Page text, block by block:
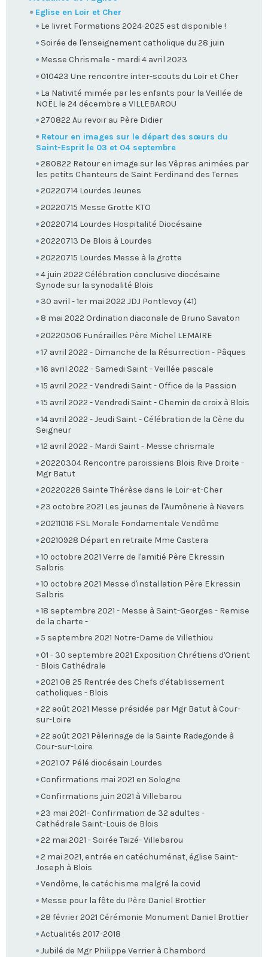
Eglise en Loir et Cher
Le livret Formations 2024-2025 est disponible !
Soirée de l'enseignement catholique du 28 juin
Messe Chrismale - mardi 4 avril 2023
010423 Une rencontre inter-scouts du Loir et Cher
La Nativité mimée par les enfants pour la Veillée de
NOËL le 24 décembre a VILLEBAROU
270822 Au revoir au Père Didier
Retour en images sur le départ des sœurs du
Saint-Esprit le 03 et 04 septembre
280822 Retour en image sur les Vêpres animées par
les petits Chanteurs de Saint Ferdinand des Ternes
20220714 Lourdes Jeunes
20220715 Messe Grotte KTO
20220714 Lourdes Hospitalité Diocésaine
20220713 De Blois à Lourdes
20220715 Lourdes Messe à la grotte
4 juin 2022 Célébration conclusive diocésaine
Synode sur la synodalité Blois
30 avril - 1er mai 2022 JDJ Pontlevoy (41)
8 mai 2022 Ordination diaconale de Bruno Savaton
20220506 Funérailles Père Michel LEMAIRE
17 avril 2022 - Dimanche de la Résurrection - Pâques
16 avril 2022 - Samedi Saint - Veillée pascale
15 avril 2022 - Vendredi Saint - Office de la Passion
15 avril 2022 - Vendredi Saint - Chemin de croix à Blois
14 avril 2022 - Jeudi Saint - Célébration de la Cène du
Seigneur
12 avril 2022 - Mardi Saint - Messe chrismale
20220304 Rencontre paroissiens Blois Rive Droite -
Mgr Batut
20220228 Sainte Thérèse dans le Loir-et-Cher
23 octobre 2021 Les jeunes de l'Aumônerie à Nevers
20211016 FSL Morale Fondamentale Vendôme
20210928 Départ en retraite Mme Castera
10 octobre 2021 Verre de l'amitié Père Ekressin
Salbris
10 octobre 2021 Messe d'installation Père Ekressin
Salbris
18 septembre 2021 - Messe à Saint-Georges - Remise
de la charte -
5 septembre 2021 Notre-Dame de Villethiou
01 - 30 septembre 2021 Exposition Chrétiens d'Orient
- Blois Cathédrale
2021 08 25 Rentrée des Chefs d'établissement
catholiques - Blois
22 août 2021 Messe présidée par Mgr Batut à Cour-
sur-Loire
22 août 2021 Pèlerinage de la Sainte Radegonde à
Cour-sur-Loire
2021 07 Pélé diocésain Lourdes
Confirmations mai 2021 en Sologne
Confirmations juin 2021 à Villebarou
23 mai 2021- Confirmation de 32 adultes -
Cathédrale Saint-Louis de Blois
22 mai 2021 - Soirée Taizé- Villebarou
2 mai 2021, entrée en catéchuménat, église Saint-
Joseph à Blois
Vendôme, le catéchisme malgré la covid
Messe pour la fête du Père Daniel Brottier
28 février 2021 Cérémonie Monument Daniel Brottier
Actualités 2017-2018
Jubilé de Mgr Philippe Verrier à Chambord